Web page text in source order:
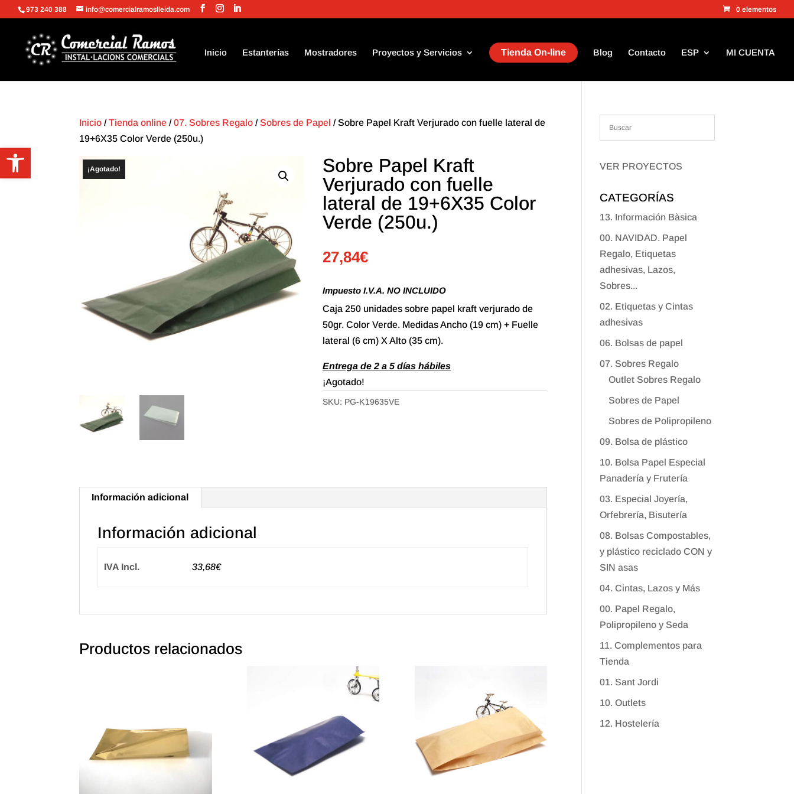
Abrir barra de herramientas
973 240 388 info@comercialramoslleida.com 0 elementos
Inicio Estanterías Mostradores Proyectos y Servicios Tienda On-line Blog Contacto ESP MI CUENTA
Inicio /Tienda online /07. Sobres Regalo /Sobres de Papel / Sobre Papel Kraft Verjurado con fuelle lateral de
19+6X35 Color Verde (250u.)
¡Agotado!
Sobre Papel Kraft
Verjurado con fuelle
lateral de 19+6X35 Color
Verde (250u.)
27,84€
Impuesto I.V.A. NO INCLUIDO
Caja 250 unidades sobre papel kraft verjurado de
50gr. Color Verde. Medidas Ancho (19 cm) + Fuelle
lateral (6 cm) X Alto (35 cm).
Entrega de 2 a 5 días hábiles
¡Agotado!
SKU: PG-K19635VE
Información adicional
Información adicional
IVA Incl. 33,68€
Productos relacionados
VER PROYECTOS
CATEGORÍAS
13. Información Bàsica
00. NAVIDAD. Papel
Regalo, Etiquetas
adhesivas, Lazos,
Sobres...
02. Etiquetas y Cintas
adhesivas
06. Bolsas de papel
07. Sobres Regalo
Outlet Sobres Regalo
Sobres de Papel
Sobres de Polipropileno
09. Bolsa de plástico
10. Bolsa Papel Especial
Panadería y Frutería
03. Especial Joyería,
Orfebrería, Bisutería
08. Bolsas Compostables,
y plástico reciclado CON y
SIN asas
04. Cintas, Lazos y Más
00. Papel Regalo,
Polipropileno y Seda
11. Complementos para
Tienda
01. Sant Jordi
10. Outlets
12. Hostelería